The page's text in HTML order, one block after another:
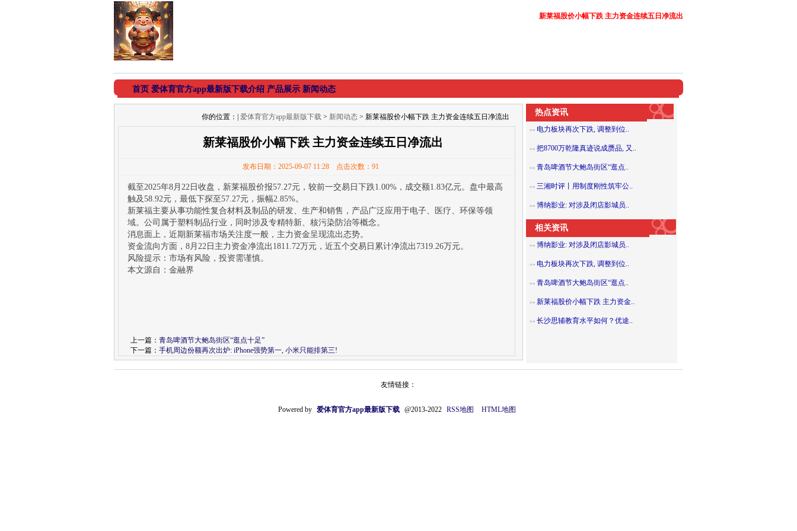
新莱福股价小幅下跌 主力资金连续五日净流出
首页 爱体育官方app最新版下载介绍 产品展示 新闻动态
你的位置： 爱体育官方app最新版下载 > 新闻动态 > 新莱福股价小幅下跌 主力资金连续五日净流出
新莱福股价小幅下跌 主力资金连续五日净流出
发布日期：2025-09-07 11:28 点击次数：91
截至2025年8月22日收盘，新莱福股价报57.27元，较前一交易日下跌1.00%，成交额1.83亿元。盘中最高
触及58.92元，最低下探至57.27元，振幅2.85%。
新莱福主要从事功能性复合材料及制品的研发、生产和销售，产品广泛应用于电子、医疗、环保等领
域。公司属于塑料制品行业，同时涉及专精特新、核污染防治等概念。
消息面上，近期新莱福市场关注度一般，主力资金呈现流出态势。
资金流向方面，8月22日主力资金净流出1811.72万元，近五个交易日累计净流出7319.26万元。
风险提示：市场有风险，投资需谨慎。
本文源自：金融界
上一篇： 青岛啤酒节大鲍岛街区“逛点十足”
下一篇： 手机周边份额再次出炉: iPhone强势第一, 小米只能排第三!
热点资讯
>> 电力板块再次下跌, 调整到位..
>> 把8700万乾隆真迹说成赝品, 又..
>> 青岛啤酒节大鲍岛街区“逛点..
>> 三湘时评丨用制度刚性筑牢公..
>> 博纳影业: 对涉及闭店影城员..
相关资讯
>> 博纳影业: 对涉及闭店影城员..
>> 电力板块再次下跌, 调整到位..
>> 青岛啤酒节大鲍岛街区“逛点..
>> 新莱福股价小幅下跌 主力资金..
>> 长沙思辅教育水平如何？优途..
友情链接：
Powered by 爱体育官方app最新版下载 @2013-2022 RSS地图 HTML地图